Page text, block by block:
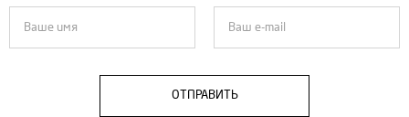
ОТПРАВИТЬ